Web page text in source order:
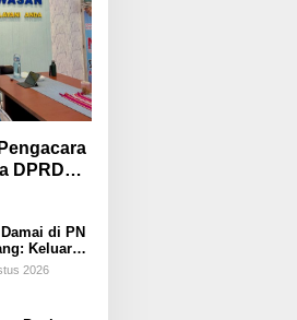
DPRD
di PN
Keluarga
Proses
Kasus
2026